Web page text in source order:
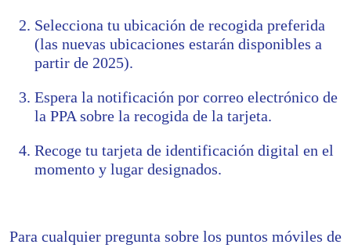
Selecciona tu ubicación de recogida preferida
(las nuevas ubicaciones estarán disponibles a
partir de 2025).
Espera la notificación por correo electrónico de
la PPA sobre la recogida de la tarjeta.
Recoge tu tarjeta de identificación digital en el
momento y lugar designados.
Para cualquier pregunta sobre los puntos móviles de